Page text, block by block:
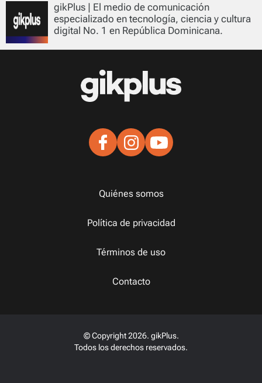
gikPlus | El medio de comunicación
especializado en tecnología, ciencia y cultura
digital No. 1 en República Dominicana.
Quiénes somos
Política de privacidad
Términos de uso
Contacto
© Copyright 2026. gikPlus.
Todos los derechos reservados.